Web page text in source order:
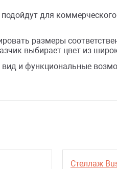
для
размеры
выбирает цвет из
и функциональные
Стеллаж